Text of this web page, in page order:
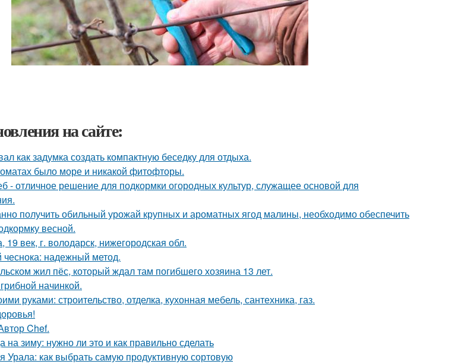
на сайте:
как задумка создать компактную беседку для отдыха.
было море и никакой фитофторы.
- отличное решение для подкормки огородных культур, служащее основой для
получить обильный урожай крупных и ароматных ягод малины, необходимо обеспечить
весной.
19 век, г. володарск, нижегородская обл.
чеснока: надежный метод.
жил пёс, который ждал там погибшего хозяина 13 лет.
начинкой.
руками: строительство, отделка, кухонная мебель, сантехника, газ.
Chef.
на зиму: нужно ли это и как правильно сделать
Урала: как выбрать самую продуктивную сортовую